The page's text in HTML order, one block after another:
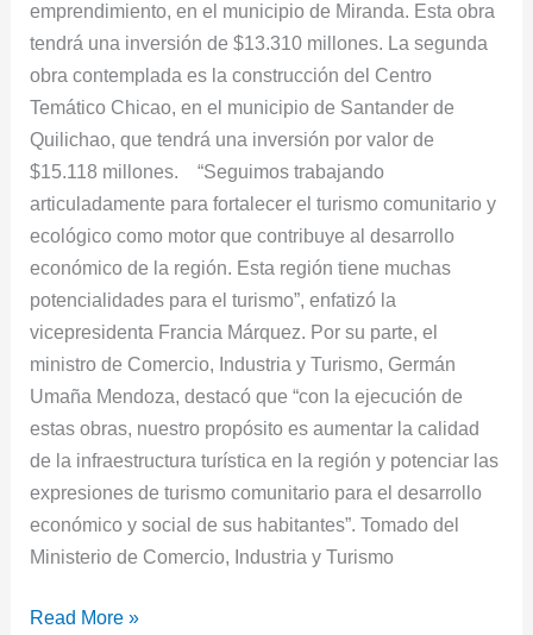
emprendimiento, en el municipio de Miranda. Esta obra
tendrá una inversión de $13.310 millones. La segunda
obra contemplada es la construcción del Centro
Temático Chicao, en el municipio de Santander de
Quilichao, que tendrá una inversión por valor de
$15.118 millones. “Seguimos trabajando
articuladamente para fortalecer el turismo comunitario y
ecológico como motor que contribuye al desarrollo
económico de la región. Esta región tiene muchas
potencialidades para el turismo”, enfatizó la
vicepresidenta Francia Márquez. Por su parte, el
ministro de Comercio, Industria y Turismo, Germán
Umaña Mendoza, destacó que “con la ejecución de
estas obras, nuestro propósito es aumentar la calidad
de la infraestructura turística en la región y potenciar las
expresiones de turismo comunitario para el desarrollo
económico y social de sus habitantes”. Tomado del
Ministerio de Comercio, Industria y Turismo
Read More »